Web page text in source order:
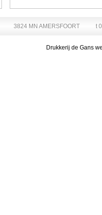
3824 MN AMERSFOORT t
Drukkerij de Gans